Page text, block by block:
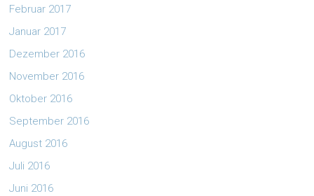
Februar 2017
Januar 2017
Dezember 2016
November 2016
Oktober 2016
September 2016
August 2016
Juli 2016
Juni 2016